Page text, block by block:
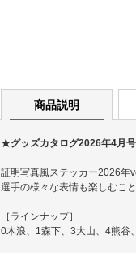
商品説明
★グッズカタログ2026年4月
証明写真風ステッカー2026年
選手の様々な表情も楽しむこと
［ラインナップ］
0木浪、1森下、3大山、4熊谷